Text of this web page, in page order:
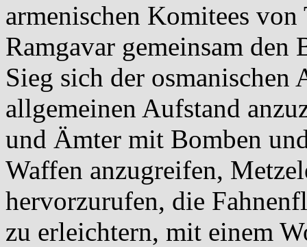
armenischen Komitees
Ramgavar gemeinsam
Sieg sich der osmanischen
allgemeinen Aufstand
und Ämter mit Bomben
Waffen anzugreifen,
hervorzurufen, die
zu erleichtern, mit einem